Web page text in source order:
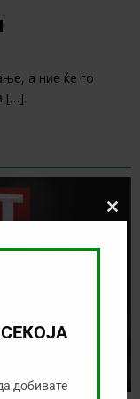
а ние ќе го
[…]
Close
добивате